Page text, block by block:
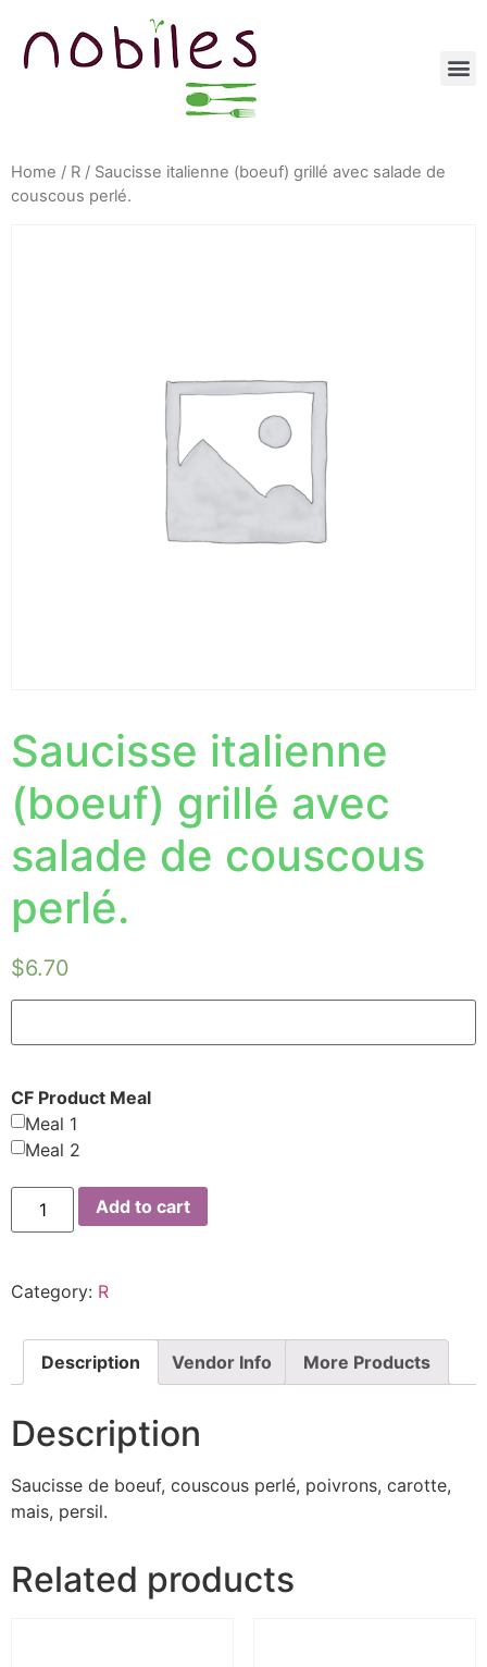
Home / R / Saucisse italienne (boeuf) grillé avec salade de
couscous perlé.
Saucisse italienne
(boeuf) grillé avec
salade de couscous
perlé.
$6.70
CF Product Meal
Meal 1
Meal 2
Add to cart
Category: R
Description Vendor Info More Products
Description
Saucisse de boeuf, couscous perlé, poivrons, carotte,
mais, persil.
Related products